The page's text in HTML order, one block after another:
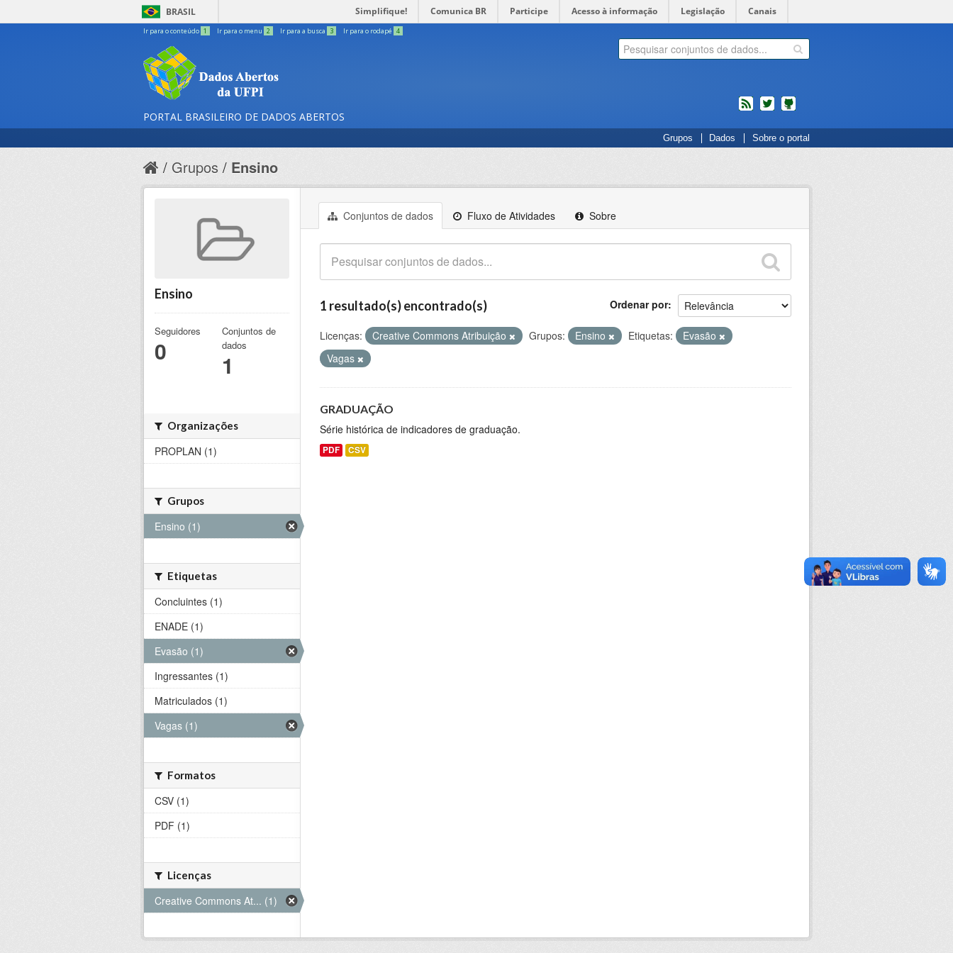
BRASIL Simplifique! Comunica BR Participe Acesso à informação Legislação Canais
Ir para o conteúdo 1 Ir para o menu 2 Ir para a busca 3 Ir para o rodapé 4
PORTAL BRASILEIRO DE DADOS ABERTOS
feed twitterCódigos
fonte
do
Github
Grupos Dados Sobre o portal
Grupos Ensino
Conjuntos de dados Fluxo de Atividades Sobre
Ordenar por
1 resultado(s) encontrado(s)
Licenças: Creative Commons Atribuição Grupos: Ensino Etiquetas:
Evasão
Vagas
GRADUAÇÃO
Série histórica de indicadores de graduação.
PDF CSV
Ensino
Seguidores
0
Conjuntos de
dados
1
Organizações
PROPLAN (1)
Grupos
Ensino (1)
Etiquetas
Concluintes (1)
ENADE (1)
Evasão (1)
Ingressantes (1)
Matriculados (1)
Vagas (1)
Formatos
CSV (1)
PDF (1)
Licenças
Creative Commons At... (1)